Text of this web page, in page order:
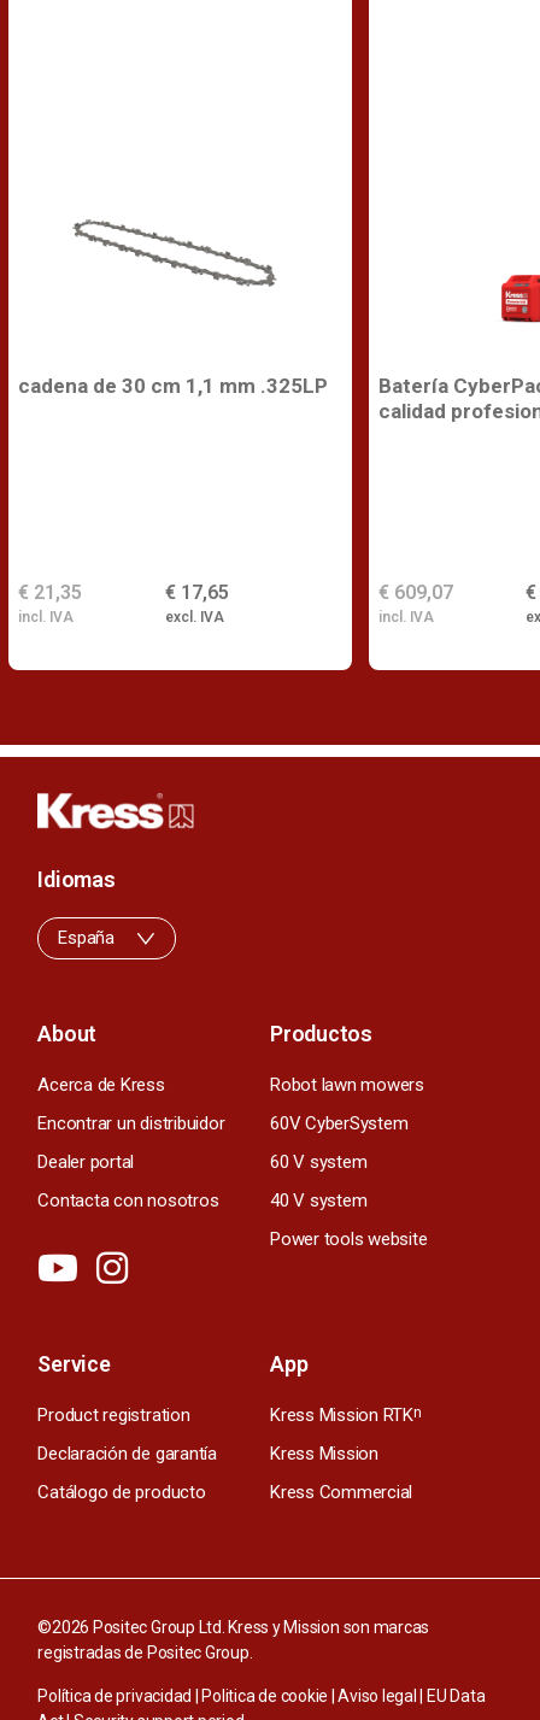
cadena de 30 cm 1,1 mm .325LP
€ 17,65
excl. IVA
€ 21,35
incl. IVA
Batería
calidad
€
€ 609,07
incl. IVA
About
Acerca de Kress
Encontrar un distribuidor
Dealer portal
Contacta con nosotros
Productos
Robot lawn mowers
60V CyberSystem
60 V system
40 V system
Power tools website
Service
Product registration
Declaración de garantía
Catálogo de producto
App
Kress Mission RTKn
Kress Mission
Kress Commercial
Idiomas
España
©2026 Positec Group Ltd. Kress y Mission son marcas
registradas de Positec Group.
Política de privacidad Politica de cookie |Aviso legal
EU Data